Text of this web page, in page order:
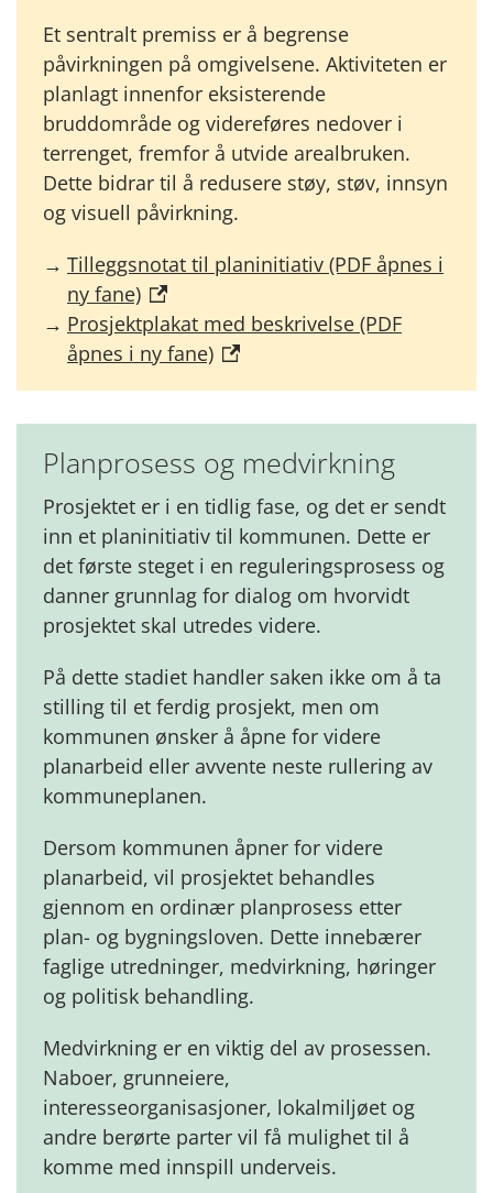
Et sentralt premiss er å begrense
påvirkningen på omgivelsene. Aktiviteten er
planlagt innenfor eksisterende
bruddområde og videreføres nedover i
terrenget, fremfor å utvide arealbruken.
Dette bidrar til å redusere støy, støv, innsyn
og visuell påvirkning.
Tilleggsnotat til planinitiativ (PDF åpnes i
ny fane)
Prosjektplakat med beskrivelse (PDF
åpnes i ny fane)
Planprosess og medvirkning​
Prosjektet er i en tidlig fase, og det er sendt
inn et planinitiativ til kommunen. Dette er
det første steget i en reguleringsprosess og
danner grunnlag for dialog om hvorvidt
prosjektet skal utredes videre.
På dette stadiet handler saken ikke om å ta
stilling til et ferdig prosjekt, men om
kommunen ønsker å åpne for videre
planarbeid eller avvente neste rullering av
kommuneplanen.
Dersom kommunen åpner for videre
planarbeid, vil prosjektet behandles
gjennom en ordinær planprosess etter
plan- og bygningsloven. Dette innebærer
faglige utredninger, medvirkning, høringer
og politisk behandling.
Medvirkning er en viktig del av prosessen.
Naboer, grunneiere,
interesseorganisasjoner, lokalmiljøet og
andre berørte parter vil få mulighet til å
komme med innspill underveis.